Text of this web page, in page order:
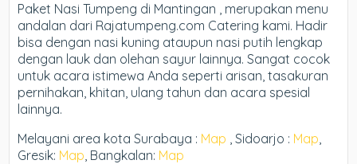
Paket Nasi Tumpeng di Mantingan , merupakan menu
andalan dari Rajatumpeng.com Catering kami. Hadir
bisa dengan nasi kuning ataupun nasi putih lengkap
dengan lauk dan olehan sayur lainnya. Sangat cocok
untuk acara istimewa Anda seperti arisan, tasakuran
pernihakan, khitan, ulang tahun dan acara spesial
lainnya.
Melayani area kota Surabaya : Map , Sidoarjo : Map,
Gresik: Map, Bangkalan: Map